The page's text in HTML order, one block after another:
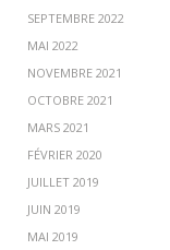
SEPTEMBRE 2022
MAI 2022
NOVEMBRE 2021
OCTOBRE 2021
MARS 2021
FÉVRIER 2020
JUILLET 2019
JUIN 2019
MAI 2019